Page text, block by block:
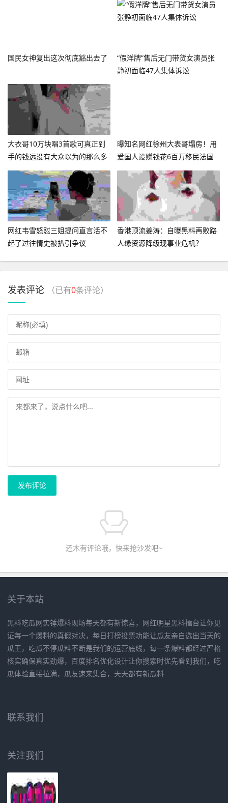
国民女神复出这次彻底豁出去了
“假洋牌”售后无门带货女演员张
静初面临47人集体诉讼
大衣哥10万块唱3首歌可真正到
手的钱远没有大众以为的那么多
曝知名网红徐州大表哥塌房！用
爱国人设赚钱花6百万移民法国
网红韦雪怒怼三姐提问直言活不
起了过往情史被扒引争议
香港顶流姜涛：自曝黑料再败路
人缘资源降级现事业危机？
发表评论 （已有0条评论）
发布评论
还木有评论哦，快来抢沙发吧~
关于本站
黑料吃瓜网实锤爆料现场每天都有新惊喜，网红明星黑料擂台让你见
证每一个爆料的真假对决，每日打榜投票功能让瓜友亲自选出当天的
瓜王，吃瓜不停瓜料不断是我们的运营底线，每一条爆料都经过严格
核实确保真实劲爆，百度排名优化设计让你搜索时优先看到我们，吃
瓜体验直接拉满，瓜友速来集合，天天都有新瓜料
联系我们
关注我们